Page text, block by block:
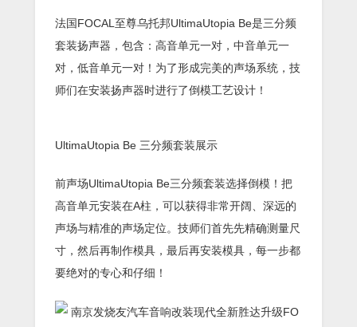
法国FOCAL至尊乌托邦UltimaUtopia Be是三分频
套装扬声器，包含：高音单元一对，中音单元一
对，低音单元一对！为了形成完美的声场系统，技
师们在安装扬声器时进行了倒模工艺设计！
UltimaUtopia Be 三分频套装展示
前声场UltimaUtopia Be三分频套装选择倒模！把
高音单元安装在A柱，可以获得非常开阔、深远的
声场与精准的声场定位。技师们首先先精确测量尺
寸，然后再制作模具，最后再安装模具，每一步都
要绝对的专心和仔细！